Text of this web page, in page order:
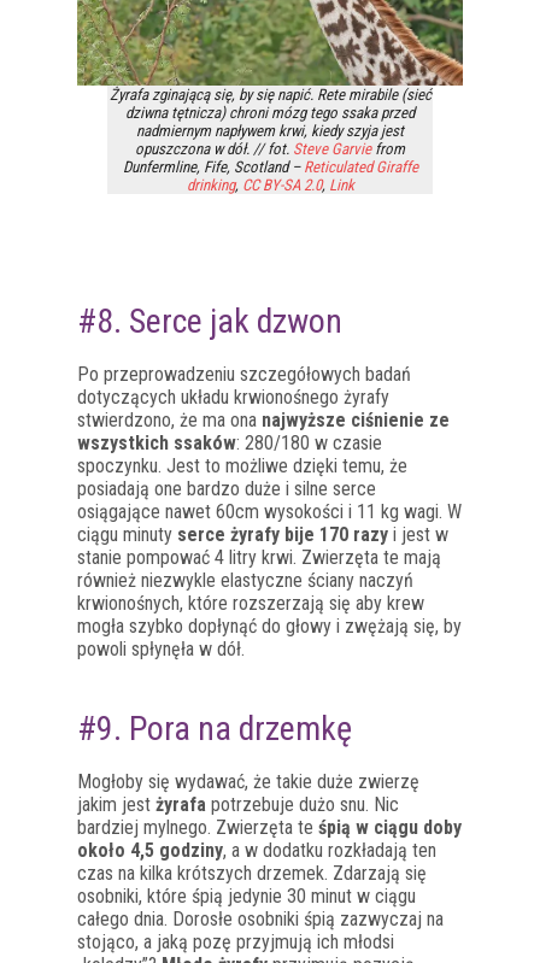
Żyrafa zginającą się, by się napić. Rete mirabile (sieć
dziwna tętnicza) chroni mózg tego ssaka przed
nadmiernym napływem krwi, kiedy szyja jest
opuszczona w dół. // fot. Steve Garviefrom
Dunfermline, Fife, Scotland – Reticulated Giraffe
drinking, CC BY-SA 2.0, Link
#8. Serce jak dzwon
Po przeprowadzeniu szczegółowych badań
dotyczących układu krwionośnego żyrafy
stwierdzono, że ma ona najwyższe ciśnienie ze
wszystkich ssaków: 280/180 w czasie
spoczynku. Jest to możliwe dzięki temu, że
posiadają one bardzo duże i silne serce
osiągające nawet 60cm wysokości i 11 kg wagi. W
ciągu minuty serce żyrafy bije 170 razy i jest w
stanie pompować 4 litry krwi. Zwierzęta te mają
również niezwykle elastyczne ściany naczyń
krwionośnych, które rozszerzają się aby krew
mogła szybko dopłynąć do głowy i zwężają się, by
powoli spłynęła w dół.
#9. Pora na drzemkę
Mogłoby się wydawać, że takie duże zwierzę
jakim jest żyrafa potrzebuje dużo snu. Nic
bardziej mylnego. Zwierzęta te śpią w ciągu doby
około 4,5 godziny, a w dodatku rozkładają ten
czas na kilka krótszych drzemek. Zdarzają się
osobniki, które śpią jedynie 30 minut w ciągu
całego dnia. Dorosłe osobniki śpią zazwyczaj na
stojąco, a jaką pozę przyjmują ich młodsi